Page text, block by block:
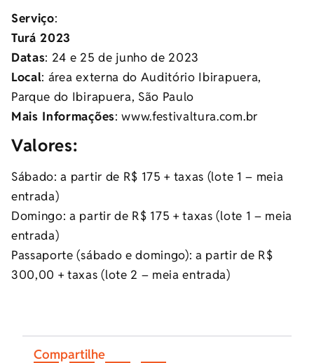
Serviço:
Turá 2023
Datas: 24 e 25 de junho de 2023
Local: área externa do Auditório Ibirapuera,
Parque do Ibirapuera, São Paulo
Mais Informações: www.festivaltura.com.br
Valores:
Sábado: a partir de R$ 175 + taxas (lote 1 – meia
entrada)
Domingo: a partir de R$ 175 + taxas (lote 1 – meia
entrada)
Passaporte (sábado e domingo): a partir de R$
300,00 + taxas (lote 2 – meia entrada)
Compartilhe